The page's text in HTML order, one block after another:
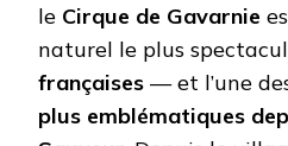
le Cirque de Gavarnie
naturel le plus
françaises — et l’une
plus emblématiques